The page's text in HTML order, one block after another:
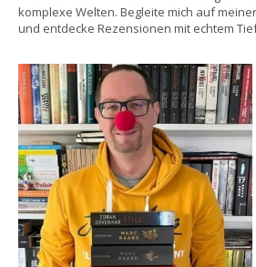
komplexe Welten. Begleite mich auf
und entdecke Rezensionen mit echtem